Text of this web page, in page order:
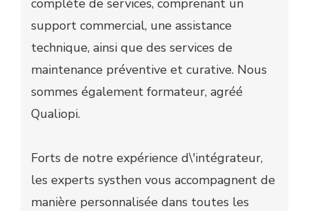
complète de services, comprenant un
support commercial, une assistance
technique, ainsi que des services de
maintenance préventive et curative. Nous
sommes également formateur, agréé
Qualiopi.
Forts de notre expérience d\'intégrateur,
les experts systhen vous accompagnent de
manière personnalisée dans toutes les